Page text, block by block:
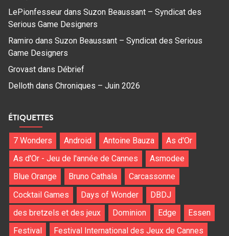
LePionfesseur dans Suzon Beaussant – Syndicat des
Serious Game Designers
Ramiro dans Suzon Beaussant – Syndicat des Serious
Game Designers
Grovast dans Débrief
Delloth dans Chroniques – Juin 2026
ÉTIQUETTES
7 Wonders Android Antoine Bauza
As d'Or
As d'Or - Jeu de l'année de Cannes
Asmodee
Blue Orange
Bruno Cathala
Carcassonne
Cocktail Games
Days of Wonder
DBDJ
des bretzels et des jeux
Dominion Edge
Essen
Festival
Festival International des Jeux de Cannes